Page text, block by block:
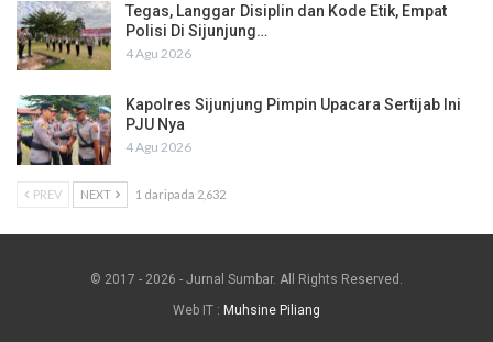
Tegas, Langgar Disiplin dan Kode Etik, Empat
Polisi Di Sijunjung…
4 Agu 2026
Kapolres Sijunjung Pimpin Upacara Sertijab Ini
PJU Nya
4 Agu 2026
PREV NEXT 1 daripada 2,632
© 2017 - 2026 - Jurnal Sumbar. All Rights Reserved.
Web IT : Muhsine Piliang